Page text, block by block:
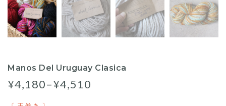
Manos Del Uruguay Clasica
¥4,180–¥4,510